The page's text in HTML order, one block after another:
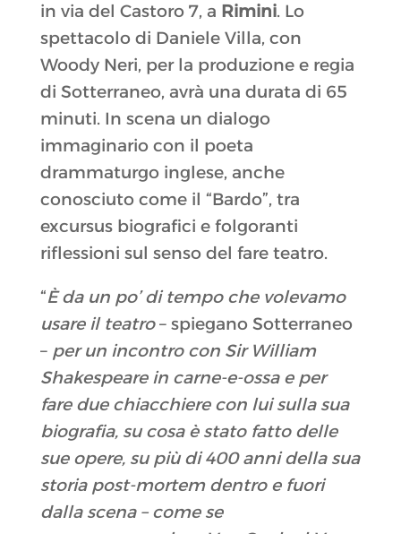
in via del Castoro 7, a Rimini. Lo
spettacolo di Daniele Villa, con
Woody Neri, per la produzione e regia
di Sotterraneo, avrà una durata di 65
minuti. In scena un dialogo
immaginario con il poeta
drammaturgo inglese, anche
conosciuto come il “Bardo”, tra
excursus biografici e folgoranti
riflessioni sul senso del fare teatro.
“È da un po’ di tempo che volevamo
usare il teatro– spiegano Sotterraneo
– per un incontro con Sir William
Shakespeare in carne-e-ossa e per
fare due chiacchiere con lui sulla sua
biografia, su cosa è stato fatto delle
sue opere, su più di 400 anni della sua
storia post-mortem dentro e fuori
dalla scena – come se